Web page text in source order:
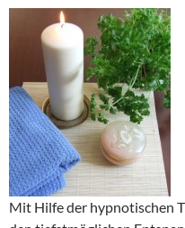
Mit Hilfe der hypnotischen